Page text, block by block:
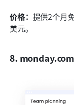
价格： 提供2个月
美元。
8.